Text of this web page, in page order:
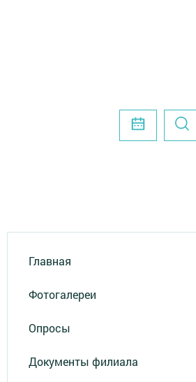
Главная
Фотогалереи
Опросы
Документы филиала